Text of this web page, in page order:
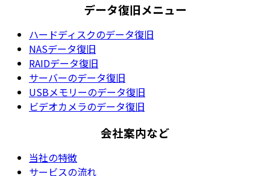
データ復旧メニュー
ハードディスクのデータ復旧
NASデータ復旧
RAIDデータ復旧
サーバーのデータ復旧
USBメモリーのデータ復旧
ビデオカメラのデータ復旧
会社案内など
当社の特徴
サービスの流れ